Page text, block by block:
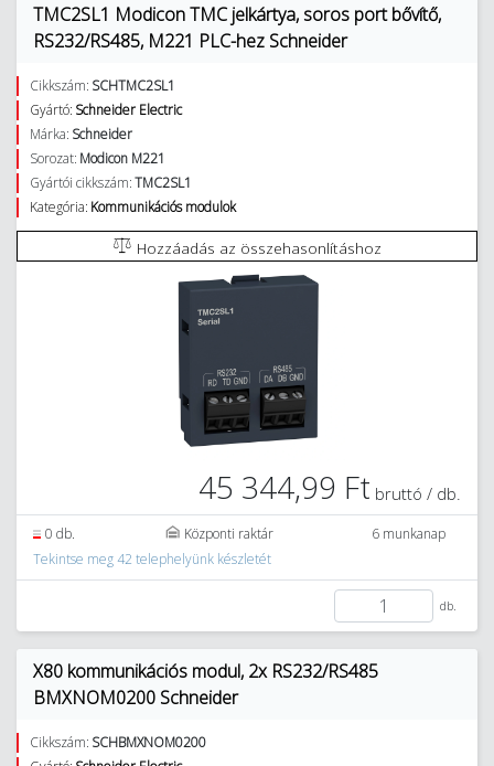
TMC2SL1 Modicon TMC jelkártya, soros port bővítő,
RS232/RS485, M221 PLC-hez Schneider
Cikkszám: SCHTMC2SL1
Gyártó: Schneider Electric
Márka: Schneider
Sorozat: Modicon M221
Gyártói cikkszám:TMC2SL1
Kategória: Kommunikációs modulok
Hozzáadás az összehasonlításhoz
45 344,99 Ft bruttó / db.
0 db. Központi raktár
6 munkanap
Tekintse meg 42 telephelyünk készletét
db.
X80 kommunikációs modul, 2x RS232/RS485
BMXNOM0200 Schneider
Cikkszám: SCHBMXNOM0200